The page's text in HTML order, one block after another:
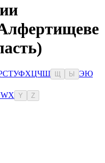
СТУФХЦЧШ Ы ЭЮ
WX Y Z